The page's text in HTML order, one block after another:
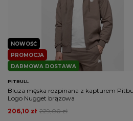
PROMOCJA
NOWOŚĆ
DARMOWA DOSTAWA
PITBULL
Bluza męska rozpinana z kapturem
Logo Nugget brązowa
229,00 zł
206,10 zł